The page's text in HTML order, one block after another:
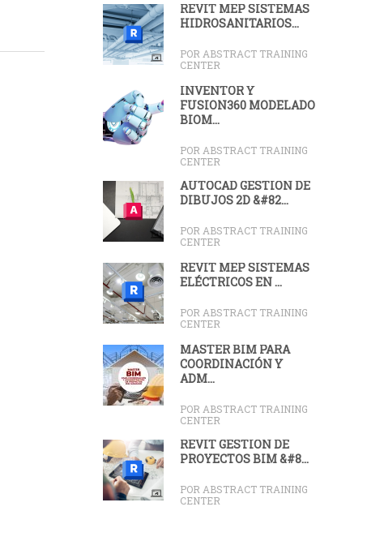
REVIT MEP SISTEMAS
HIDROSANITARIOS...
POR ABSTRACT TRAINING
CENTER
INVENTOR Y
FUSION360 MODELADO
BIOM...
POR ABSTRACT TRAINING
CENTER
AUTOCAD GESTIÓN DE
DIBUJOS 2D &#82...
POR ABSTRACT TRAINING
CENTER
REVIT MEP SISTEMAS
ELÉCTRICOS EN ...
POR ABSTRACT TRAINING
CENTER
MASTER BIM PARA
COORDINACIÓN Y
ADM...
POR ABSTRACT TRAINING
CENTER
REVIT GESTIÓN DE
PROYECTOS BIM &#8...
POR ABSTRACT TRAINING
CENTER